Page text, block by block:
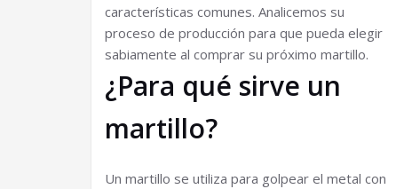
características comunes. Analicemos su
proceso de producción para que pueda elegir
sabiamente al comprar su próximo martillo.
¿Para qué sirve un
martillo?
Un martillo se utiliza para golpear el metal con